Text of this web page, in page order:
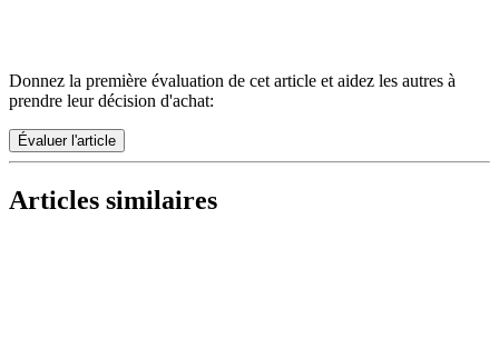
Donnez la première évaluation de cet article et aidez les autres à
prendre leur décision d'achat:
Articles similaires